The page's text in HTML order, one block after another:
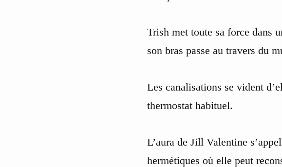
Trish met toute sa force dans
son bras passe au travers du
Les canalisations se vident
thermostat habituel.
L’aura de Jill Valentine
hermétiques où elle peut